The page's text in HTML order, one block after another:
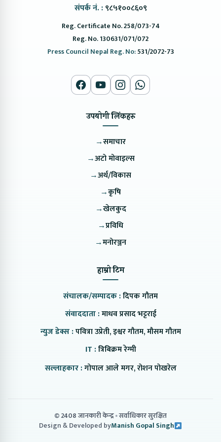
संपर्क नं. : ९८५१००८६०९
Reg. Certificate No. 258/073-74
Reg. No. 130631/071/072
Press Council Nepal Reg. No:531/2072-73
उपयोगी लिंकहरु
→समाचार
→अटो मोवाइल्स
→अर्थ/विकास
→कृषि
→खेलकुद
→प्रविधि
→मनोरञ्जन
हाम्रो टिम
संचालक/सम्पादक :दिपक गौतम
संवाददाता :माधव प्रसाद भट्टराई
न्युज डेक्स :पवित्रा उप्रेती, इश्वर गौतम, मौसम गौतम
IT :त्रिबिक्रम रेग्मी
सल्लाहकार :गोपाल आले मगर, रोशन पोखरेल
© 2408 जानकारी केन्द्र सर्वाधिकार सुरक्षित
Design & Developed byManish Gopal Singh